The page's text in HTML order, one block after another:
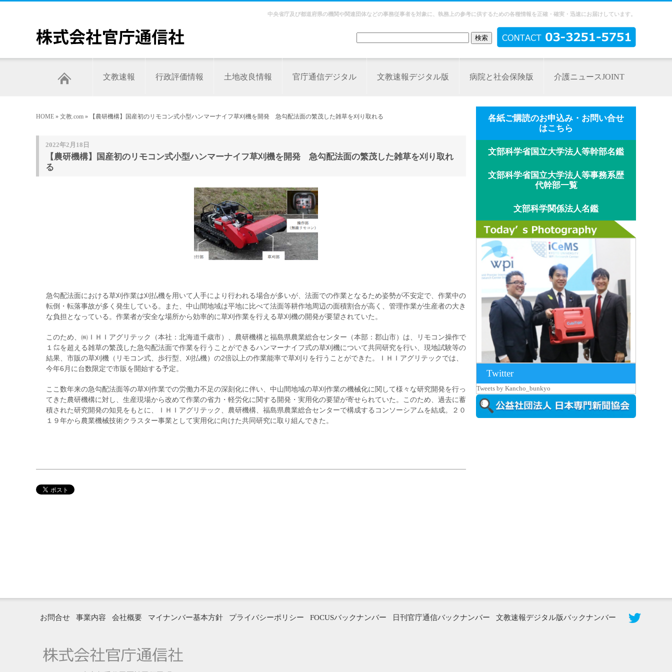
中央省庁及び都道府県の機関や関連団体などの事務従事者を対象に、執務上の参考に供するための各種情報を正確・確実・迅速にお届けしています。
文教速報 行政評価情報 土地改良情報 官庁通信デジタル 文教速報デジタル版 病院と社会保険版 介護ニュースJOINT
HOME » 文教.com » 【農研機構】国産初のリモコン式小型ハンマーナイフ草刈機を開発 急勾配法面の繁茂した雑草を刈り取れる
2022年2月18日
【農研機構】国産初のリモコン式小型ハンマーナイフ草刈機を開発 急勾配法面の繁茂した雑草を刈り取れ
る
急勾配法面における草刈作業は刈払機を用いて人手により行われる場合が多いが、法面での作業となるため姿勢が不安定で、作業中の
転倒・転落事故が多く発生している。また、中山間地域は平地に比べて法面等耕作地周辺の面積割合が高く、管理作業が生産者の大き
な負担となっている。作業者が安全な場所から効率的に草刈作業を行える草刈機の開発が要望されていた。
このため、㈱ＩＨＩアグリテック（本社：北海道千歳市）、農研機構と福島県農業総合センター（本部：郡山市）は、リモコン操作で
１㍍を超える雑草の繁茂した急勾配法面で作業を行うことができるハンマーナイフ式の草刈機について共同研究を行い、現地試験等の
結果、市販の草刈機（リモコン式、歩行型、刈払機）の2倍以上の作業能率で草刈りを行うことができた。ＩＨＩアグリテックでは、
今年6月に台数限定で市販を開始する予定。
ここ数年来の急勾配法面等の草刈作業での労働力不足の深刻化に伴い、中山間地域の草刈作業の機械化に関して様々な研究開発を行っ
てきた農研機構に対し、生産現場から改めて作業の省力・軽労化に関する開発・実用化の要望が寄せられていた。このため、過去に蓄
積された研究開発の知見をもとに、ＩＨＩアグリテック、農研機構、福島県農業総合センターで構成するコンソーシアムを結成。２０
１９年から農業機械技術クラスター事業として実用化に向けた共同研究に取り組んできた。
各紙ご購読のお申込み・お問い合せ
はこちら
文部科学省国立大学法人等幹部名鑑
文部科学省国立大学法人等事務系歴
代幹部一覧
文部科学関係法人名鑑
京都大iCeMS等を視察した松本文部科学
大...
Twitter
Tweets by Kancho_bunkyo
お問合せ 事業内容 会社概要 マイナンバー基本方針 プライバシーポリシー FOCUSバックナンバー 日刊官庁通信バックナンバー 文教速報デジタル版バックナンバー